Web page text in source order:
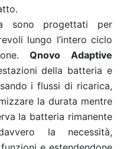
sono progettati per
lungo l’intero ciclo
Qnovo Adaptive
della batteria e
i flussi di ricarica,
la durata mentre
la batteria rimanente
la necessità,